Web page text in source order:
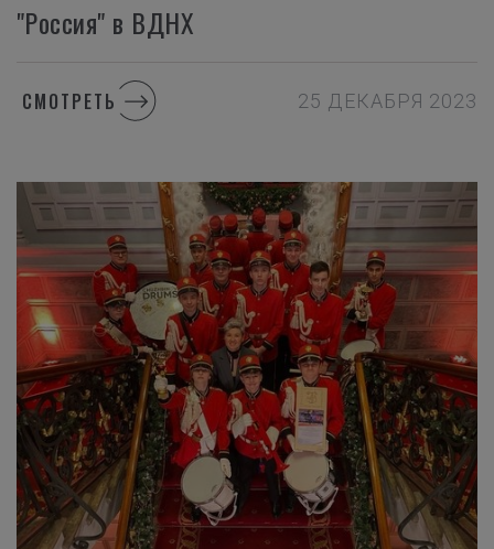
"Россия" в ВДНХ
СМОТРЕТЬ 25 ДЕКАБРЯ 2023